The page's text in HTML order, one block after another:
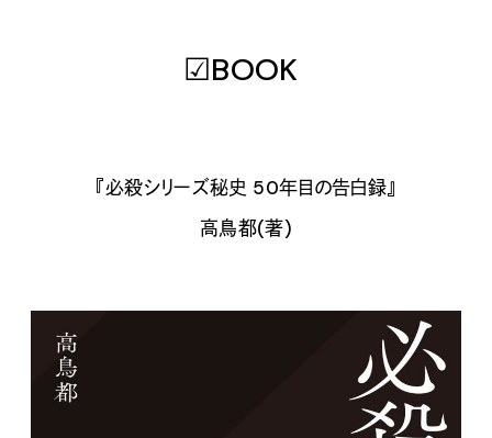
☑BOOK
『必殺シリーズ秘史 50年目の告白録』
高鳥都(著)